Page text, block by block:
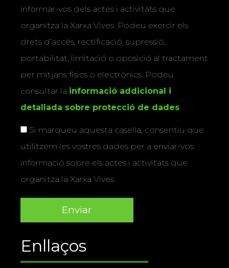
informar-vos dels actes i activitats que
organitza la Xarxa Vives. Podeu exercir els
drets d’accés, rectificació, supressió,
portabilitat, limitació o oposició al tractament
per mitjans físics o electrònics. Podeu
consultar la informació addicional i
detallada sobre protecció de dades.
Si marqueu aquesta casella, consentiu que
utilitzem les vostres dades per a enviar-vos
informació sobre els actes i activitats que
organitza la Xarxa Vives.
Enllaços